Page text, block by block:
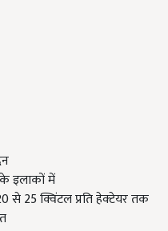
के इलाकों में
से 25 क्विंटल प्रति हेक्टेयर तक